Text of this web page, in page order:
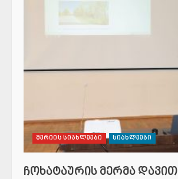
მერიის სიახლეები სიახლეები
ჩოხატაურის მერმა დავით